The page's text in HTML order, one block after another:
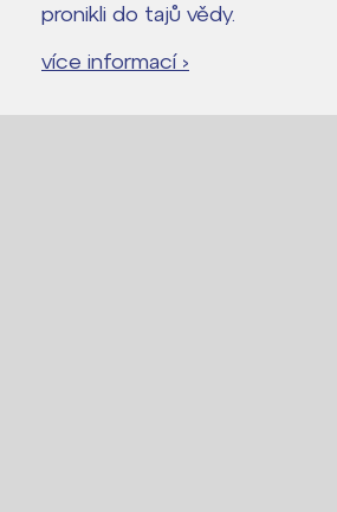
pronikli do tajů vědy.
více informací ›
Proč se stát žákem ZŠ ČAG
Proč se stát studentem Gymnázia